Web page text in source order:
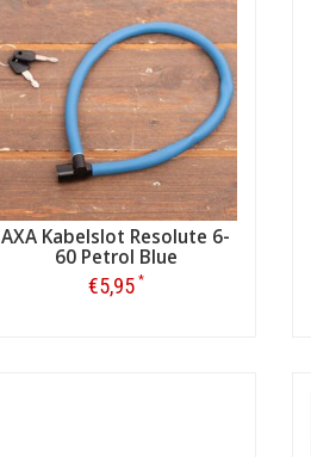
AXA Kabelslot Resolute 6-
60 Petrol Blue
€5,95 *